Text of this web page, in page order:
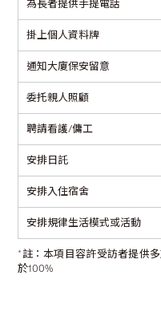
為長者提供手提電話
掛上個人資料牌
通知大廈保安留意
委托親人照顧
聘請看護/傭工
安排日託
安排入住宿舍
安排規律生活模式或活動
*註：本項目容許受訪者提供
於100%